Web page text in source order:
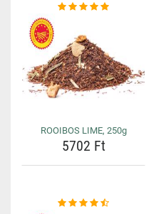
ROOIBOS LIME, 250g
5702 Ft